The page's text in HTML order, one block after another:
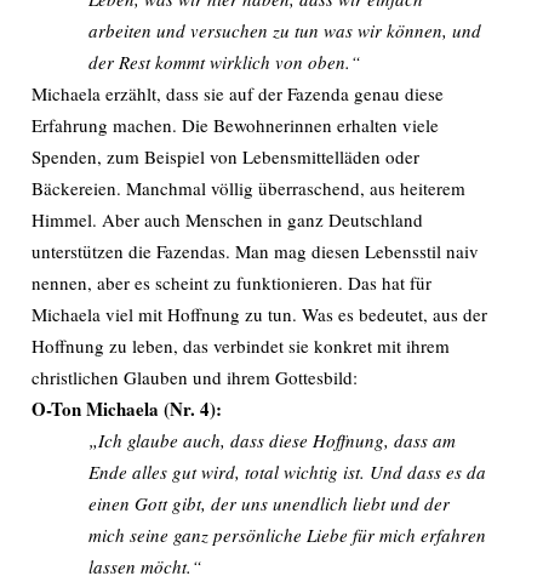
arbeiten und versuchen zu tun was wir können, und
der Rest kommt wirklich von oben.“
Michaela erzählt, dass sie auf der Fazenda genau diese
Erfahrung machen. Die Bewohnerinnen erhalten viele
Spenden, zum Beispiel von Lebensmittelläden oder
Bäckereien. Manchmal völlig überraschend, aus heiterem
Himmel. Aber auch Menschen in ganz Deutschland
unterstützen die Fazendas. Man mag diesen Lebensstil naiv
nennen, aber es scheint zu funktionieren. Das hat für
Michaela viel mit Hoffnung zu tun. Was es bedeutet, aus der
Hoffnung zu leben, das verbindet sie konkret mit ihrem
christlichen Glauben und ihrem Gottesbild:
O-Ton Michaela (Nr. 4):
„Ich glaube auch, dass diese Hoffnung, dass am
Ende alles gut wird, total wichtig ist. Und dass es da
einen Gott gibt, der uns unendlich liebt und der
mich seine ganz persönliche Liebe für mich erfahren
lassen möcht.“